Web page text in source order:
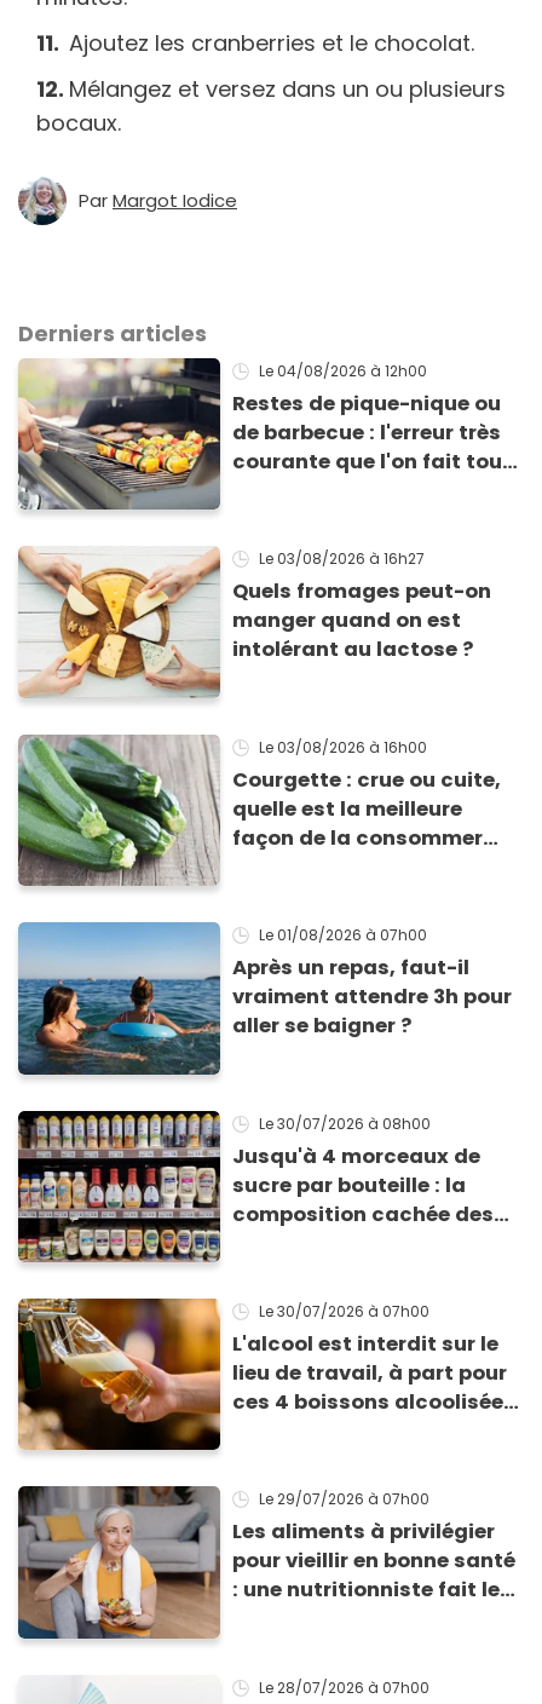
Ajoutez les cranberries et le chocolat.
Mélangez et versez dans un ou plusieurs
bocaux.
ParMargot Iodice
Derniers articles
Le 04/08/2026 à 12h00
Restes de pique-nique ou
de barbecue : l'erreur très
courante que l'on fait tous
Le 03/08/2026 à 16h27
Quels fromages peut-on
manger quand on est
intolérant au lactose ?
Le 03/08/2026 à 16h00
Courgette : crue ou cuite,
quelle est la meilleure
façon de la consommer
Le 01/08/2026 à 07h00
Après un repas, faut-il
vraiment attendre 3h pour
aller se baigner ?
Le 30/07/2026 à 08h00
Jusqu'à 4 morceaux de
sucre par bouteille : la
composition cachée des
ultra-saines)
Le 30/07/2026 à 07h00
L'alcool est interdit sur le
lieu de travail, à part pour
ces 4 boissons alcoolisées
Le 29/07/2026 à 07h00
Les aliments à privilégier
pour vieillir en bonne santé
: une nutritionniste fait le
Le 28/07/2026 à 07h00